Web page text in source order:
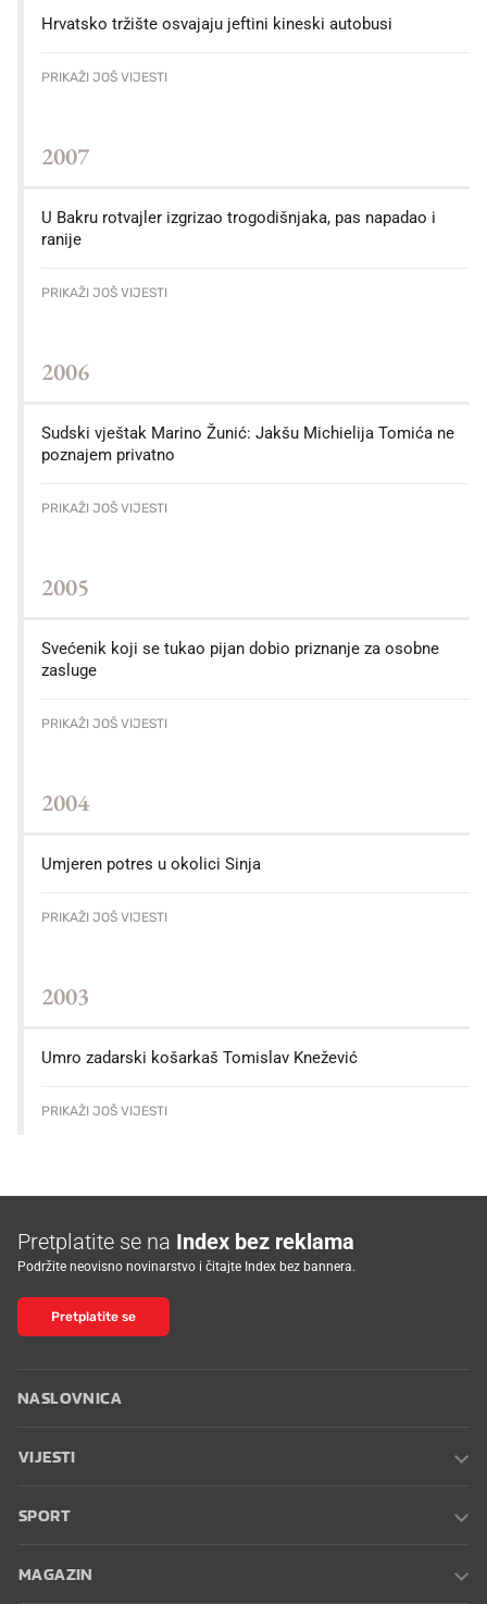
Hrvatsko tržište osvajaju jeftini kineski autobusi
PRIKAŽI JOŠ VIJESTI
2007
U Bakru rotvajler izgrizao trogodišnjaka, pas napadao i
ranije
PRIKAŽI JOŠ VIJESTI
2006
Sudski vještak Marino Žunić: Jakšu Michielija Tomića ne
poznajem privatno
PRIKAŽI JOŠ VIJESTI
2005
Svećenik koji se tukao pijan dobio priznanje za osobne
zasluge
PRIKAŽI JOŠ VIJESTI
2004
Umjeren potres u okolici Sinja
PRIKAŽI JOŠ VIJESTI
2003
Umro zadarski košarkaš Tomislav Knežević
PRIKAŽI JOŠ VIJESTI
Pretplatite se na Index bez reklama
Podržite neovisno novinarstvo i čitajte Index bez bannera.
Pretplatite se
NASLOVNICA
VIJESTI
SPORT
MAGAZIN